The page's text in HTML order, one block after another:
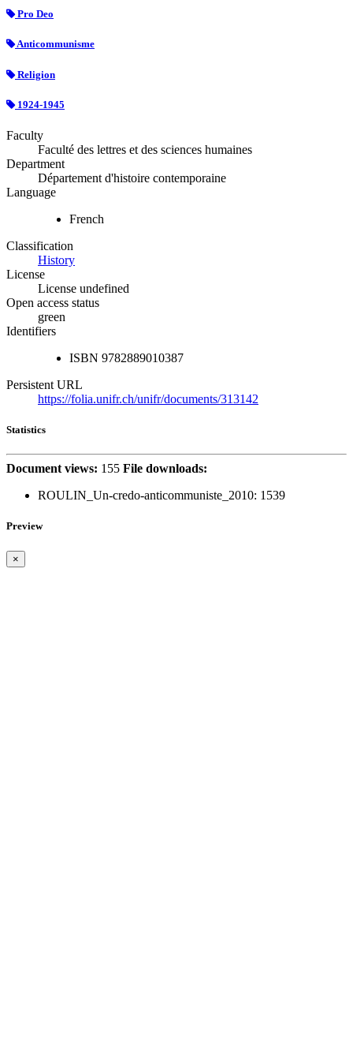
Pro Deo
Anticommunisme
Religion
1924-1945
Faculty
Faculté des lettres et des sciences humaines
Department
Département d'histoire contemporaine
Language
French
Classification
History
License
License undefined
Open access status
green
Identifiers
ISBN 9782889010387
Persistent URL
https://folia.unifr.ch/unifr/documents/313142
Statistics
Document views: 155 File downloads:
ROULIN_Un-credo-anticommuniste_2010: 1539
Preview
×